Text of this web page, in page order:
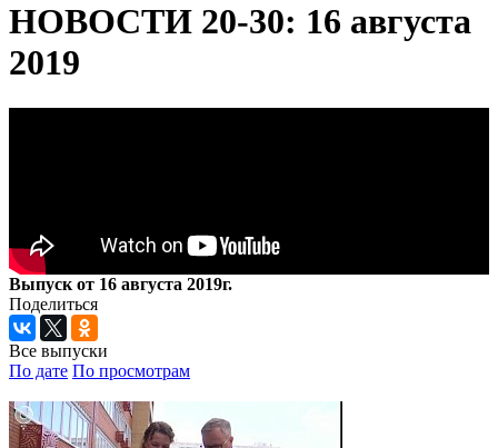
НОВОСТИ 20-30: 16 августа
2019
Выпуск от 16 августа 2019г.
Поделиться
Все выпуски
По дате По просмотрам